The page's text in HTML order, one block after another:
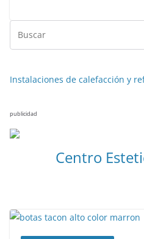
Instalaciones de calefacción y
publicidad
Centro